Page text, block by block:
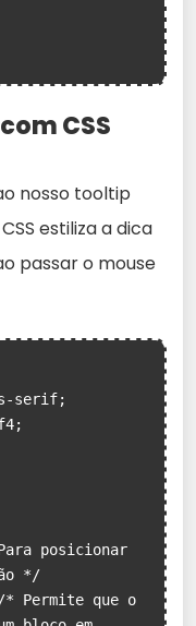
CSS
nosso tooltip
estiliza a dica
passar o mouse
*/